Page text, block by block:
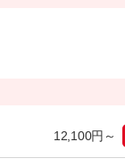
12,100円～